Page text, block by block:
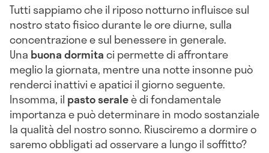
Tutti sappiamo che il riposo notturno influisce sul
nostro stato fisico durante le ore diurne, sulla
concentrazione e sul benessere in generale.
Una buona dormitaci permette di affrontare
meglio la giornata, mentre una notte insonne può
renderci inattivi e apatici il giorno seguente.
Insomma, il pasto seraleè di fondamentale
importanza e può determinare in modo sostanziale
la qualità del nostro sonno. Riusciremo a dormire o
saremo obbligati ad osservare a lungo il soffitto?